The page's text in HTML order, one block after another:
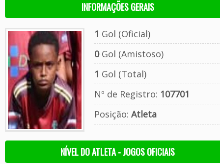
INFORMAÇÕES GERAIS
1 Gol (Oficial)
0Gol (Amistoso)
1 Gol (Total)
Nº de Registro: 107701
Posição: Atleta
NÍVEL DO ATLETA - JOGOS OFICIAIS